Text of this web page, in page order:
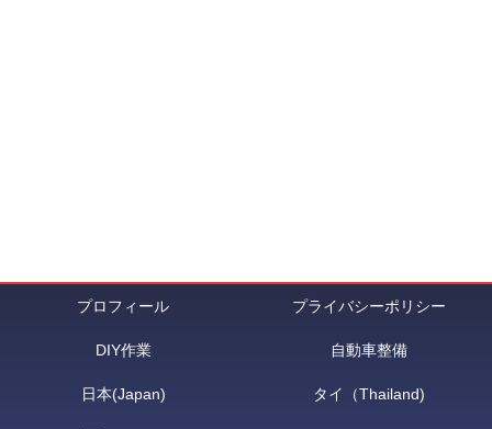
プロフィール プライバシーポリシー
DIY作業 自動車整備
日本(Japan) タイ（Thailand)